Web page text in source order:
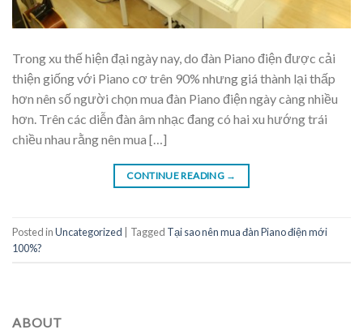
Trong xu thế hiện đại ngày nay, do đàn Piano điện được cải
thiện giống với Piano cơ trên 90% nhưng giá thành lại thấp
hơn nên số người chọn mua đàn Piano điện ngày càng nhiều
hơn. Trên các diễn đàn âm nhạc đang có hai xu hướng trái
chiều nhau rằng nên mua […]
CONTINUE READING →
Posted inUncategorized Tagged Tại sao nên mua đàn Piano điện mới
100%?
ABOUT